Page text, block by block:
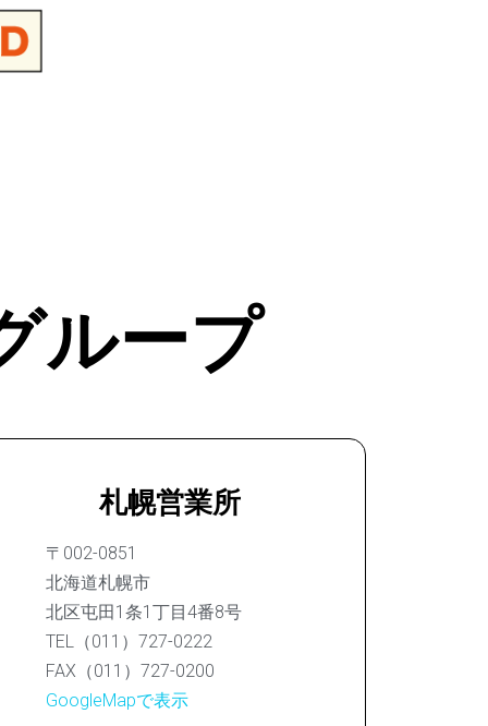
ループ
札幌営業所
〒002-0851
北海道札幌市
北区屯田1条1丁目4番8号
TEL（011）727-0222
FAX（011）727-0200
GoogleMapで表示